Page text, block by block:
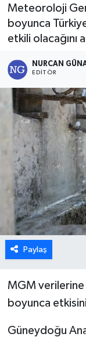
Meteoroloji
boyunca
etkili olacağını
NURCAN
EDITÖR
Paylaş
MGM verilerine
boyunca
Güneydoğu
Domaniç
Eğitim
Ekonomi
Emet
Foto Galeri
Gediz
Genel
Gündem